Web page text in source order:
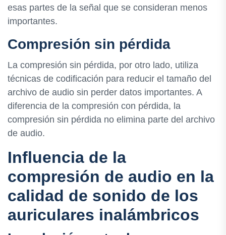
esas partes de la señal que se consideran menos
importantes.
Compresión sin pérdida
La compresión sin pérdida, por otro lado, utiliza
técnicas de codificación para reducir el tamaño del
archivo de audio sin perder datos importantes. A
diferencia de la compresión con pérdida, la
compresión sin pérdida no elimina parte del archivo
de audio.
Influencia de la
compresión de audio en la
calidad de sonido de los
auriculares inalámbricos